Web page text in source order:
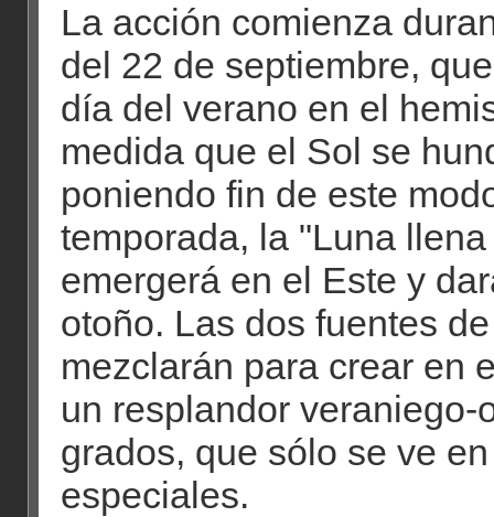
La acción comienza
del 22 de septiembre,
día del verano en el
medida que el Sol se
poniendo fin de este
temporada, la "Luna
emergerá en el Este y
otoño. Las dos fuentes
mezclarán para crear en
un resplandor veraniego-
grados, que sólo se ve
especiales.